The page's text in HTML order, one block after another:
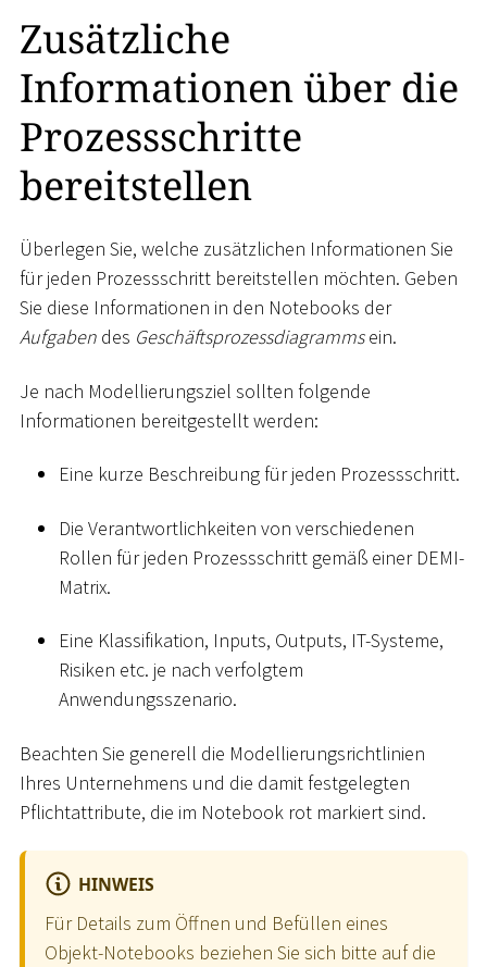
Zusätzliche
Informationen über die
Prozessschritte
bereitstellen
Überlegen Sie, welche zusätzlichen Informationen Sie
für jeden Prozessschritt bereitstellen möchten. Geben
Sie diese Informationen in den Notebooks der
Aufgaben des Geschäftsprozessdiagrammsein.
Je nach Modellierungsziel sollten folgende
Informationen bereitgestellt werden:
Eine kurze Beschreibung für jeden Prozessschritt.
Die Verantwortlichkeiten von verschiedenen
Rollen für jeden Prozessschritt gemäß einer DEMI-
Matrix.
Eine Klassifikation, Inputs, Outputs, IT-Systeme,
Risiken etc. je nach verfolgtem
Anwendungsszenario.
Beachten Sie generell die Modellierungsrichtlinien
Ihres Unternehmens und die damit festgelegten
Pflichtattribute, die im Notebook rot markiert sind.
HINWEIS
Für Details zum Öffnen und Befüllen eines
Objekt-Notebooks beziehen Sie sich bitte auf die